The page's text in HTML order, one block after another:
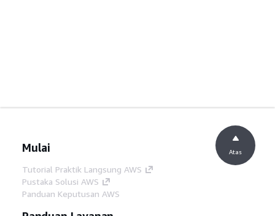
Mulai
Tutorial Praktik Langsung AWS
Pustaka Solusi AWS
Panduan Keputusan AWS
Atas